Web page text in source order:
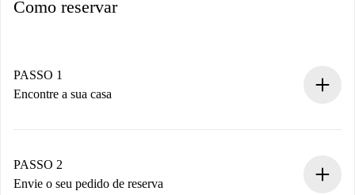
Como reservar
PASSO 1
Encontre a sua casa
Você tem todas as informações necessárias
antecipadamente.
PASSO 2
Envie o seu pedido de reserva